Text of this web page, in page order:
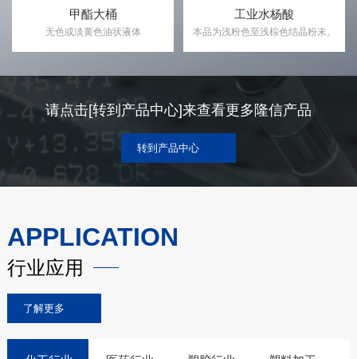
无色或淡黄色油状液体 本品为浅粉色至浅棕色结晶粉末。
甲酯大桶
无色或淡黄色油状液体
工业水杨酸
本品为浅粉色至浅棕色结晶粉末。
请点击[转到产品中心]来查看更多隆信产品
转到产品中心
APPLICATION
行业应用
了解更多